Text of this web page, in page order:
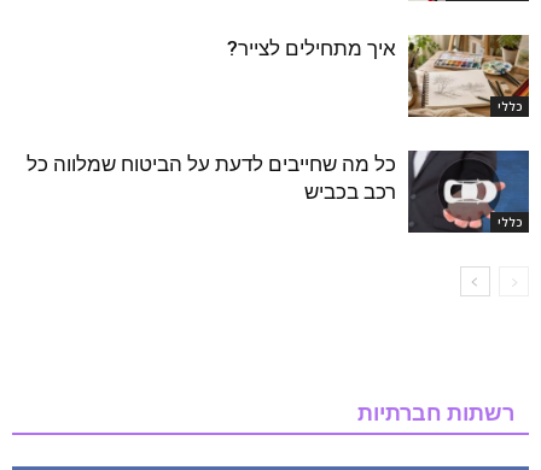
כללי
איך מתחילים לצייר?
כללי
כל מה שחייבים לדעת על הביטוח שמלווה כל
רכב בכביש
רשתות חברתיות